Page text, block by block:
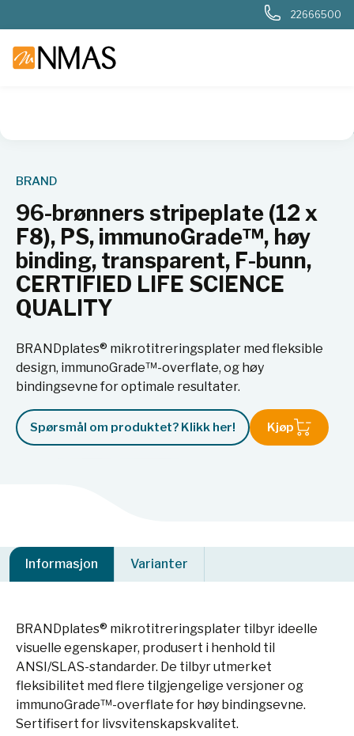
22666500
BRAND
96-brønners stripeplate (12 x
F8), PS, immunoGrade™, høy
binding, transparent, F-bunn,
CERTIFIED LIFE SCIENCE
QUALITY
BRANDplates® mikrotitreringsplater med fleksible
design, immunoGrade™-overflate, og høy
bindingsevne for optimale resultater.
Spørsmål om produktet? Klikk her! Kjøp
Informasjon Varianter
BRANDplates® mikrotitreringsplater tilbyr ideelle
visuelle egenskaper, produsert i henhold til
ANSI/SLAS-standarder. De tilbyr utmerket
fleksibilitet med flere tilgjengelige versjoner og
immunoGrade™-overflate for høy bindingsevne.
Sertifisert for livsvitenskapskvalitet.